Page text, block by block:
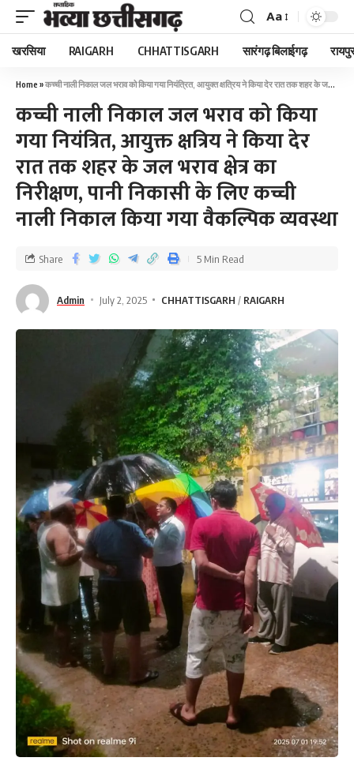
Aa
खरसिया RAIGARH CHHATTISGARH सारंगढ़ बिलाईगढ़
Home »कच्ची नाली निकाल जल भराव को किया गया नियंत्रित, आयुक्त क्षत्रिय ने किया देर रात तक शहर के जल भराव क्षेत्र का निरीक्षण, पानी निकासी के लिए कच्ची नाली निकाल किया गया वैकल्पिक व्यवस्था
कच्ची नाली निकाल जल भराव को किया
गया नियंत्रित, आयुक्त क्षत्रिय ने किया देर
रात तक शहर के जल भराव क्षेत्र का
निरीक्षण, पानी निकासी के लिए कच्ची
नाली निकाल किया गया वैकल्पिक व्यवस्था
Admin July 2, 2025 CHHATTISGARH RAIGARH
Share 5 Min Read